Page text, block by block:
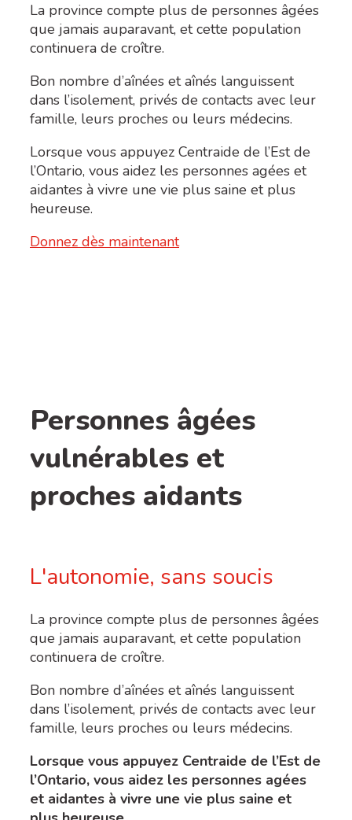
La province compte plus de personnes âgées
que jamais auparavant, et cette population
continuera de croître.
Bon nombre d’aînées et aînés languissent
dans l’isolement, privés de contacts avec leur
famille, leurs proches ou leurs médecins.
Lorsque vous appuyez Centraide de l’Est de
l’Ontario, vous aidez les personnes agées et
aidantes à vivre une vie plus saine et plus
heureuse.
Donnez dès maintenant
Personnes âgées
vulnérables et
proches aidants
L'autonomie, sans soucis
La province compte plus de personnes âgées
que jamais auparavant, et cette population
continuera de croître.
Bon nombre d’aînées et aînés languissent
dans l’isolement, privés de contacts avec leur
famille, leurs proches ou leurs médecins.
Lorsque vous appuyez Centraide de l’Est de
l’Ontario, vous aidez les personnes agées
et aidantes à vivre une vie plus saine et